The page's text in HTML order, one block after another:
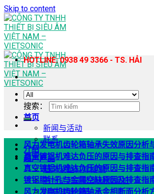
Skip to content
首页
新闻与活动
联系
介绍
超声产品
超声波塑料焊接机
手持式超声波塑料焊接机
超声波缝纫机
HOTLINE: 0938 49 3366 - TS. HẢI
搜索：
风力发电机齿轮箱轴承失效原因分析
真空镀铝机难达负压的原因与排查指
真空镀铝机难达负压的原因与排查指
镀铝膜针孔与金属空缺原因及排查指
风力发电机齿轮箱轴承金相断面分析